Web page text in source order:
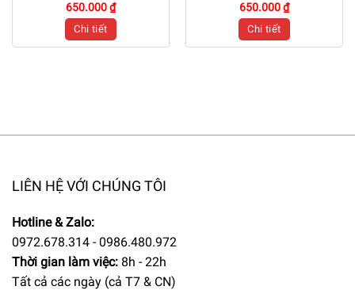
650.000 ₫
Chi tiết
650.000 ₫
Chi tiết
LIÊN HỆ VỚI CHÚNG TÔI
Hotline & Zalo:
0972.678.314 - 0986.480.972
Thời gian làm việc: 8h - 22h
Tất cả các ngày (cả T7 & CN)